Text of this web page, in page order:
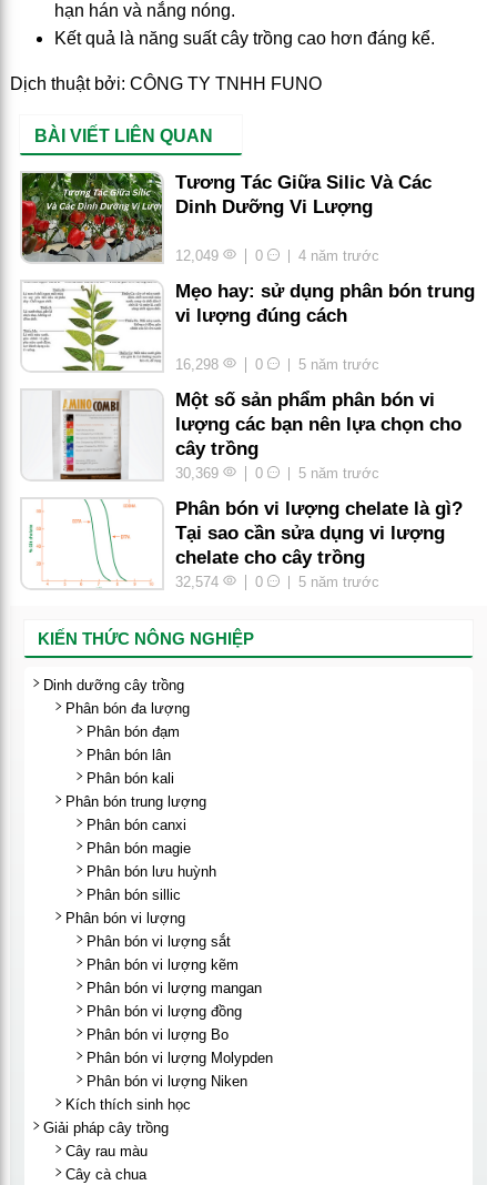
hạn hán và nắng nóng.
Kết quả là năng suất cây trồng cao hơn đáng kể.
Dịch thuật bởi: CÔNG TY TNHH FUNO
BÀI VIẾT LIÊN QUAN
Tương Tác Giữa Silic Và Các
Dinh Dưỡng Vi Lượng
12,049 0 4 năm trước
Mẹo hay: sử dụng phân bón trung
vi lượng đúng cách
16,298 0 5 năm trước
Một số sản phẩm phân bón vi
lượng các bạn nên lựa chọn cho
cây trồng
30,369 0 5 năm trước
Phân bón vi lượng chelate là gì?
Tại sao cần sửa dụng vi lượng
chelate cho cây trồng
32,574 0 5 năm trước
KIẾN THỨC NÔNG NGHIỆP
Dinh dưỡng cây trồng
Phân bón đa lượng
Phân bón đạm
Phân bón lân
Phân bón kali
Phân bón trung lượng
Phân bón canxi
Phân bón magie
Phân bón lưu huỳnh
Phân bón sillic
Phân bón vi lượng
Phân bón vi lượng sắt
Phân bón vi lượng kẽm
Phân bón vi lượng mangan
Phân bón vi lượng đồng
Phân bón vi lượng Bo
Phân bón vi lượng Molypden
Phân bón vi lượng Niken
Kích thích sinh học
Giải pháp cây trồng
Cây rau màu
Cây cà chua